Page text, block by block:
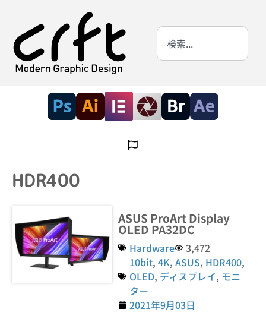
HDR400
ASUS ProArt Display
OLED PA32DC
Hardware
3,472
10bit,4K,ASUS, HDR400,
OLED, ディスプレイ, モニ
ター
2021年9月03日